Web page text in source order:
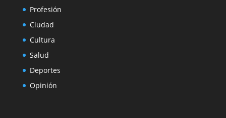
Profesión
Ciudad
Cultura
Salud
Deportes
Opinión